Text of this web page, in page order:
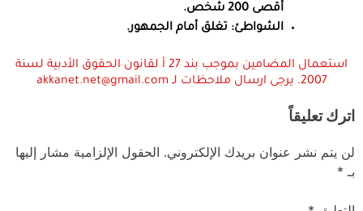
أقصى 200 شخص.
الشواطئ: تغلق أمام الجمهور.
استعمال المضامين بموجب بند 27 أ لقانون الحقوق الأدبية لسنة
2007. يرجى ارسال ملاحظات لـ akkanet.net@gmail.com
اترك تعليقاً
لن يتم نشر عنوان بريدك الإلكتروني. الحقول الإلزامية مشار إليها
بـ *